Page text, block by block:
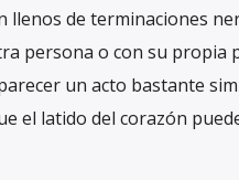
llenos de terminaciones
persona o con su propia
un acto bastante
el latido del corazón